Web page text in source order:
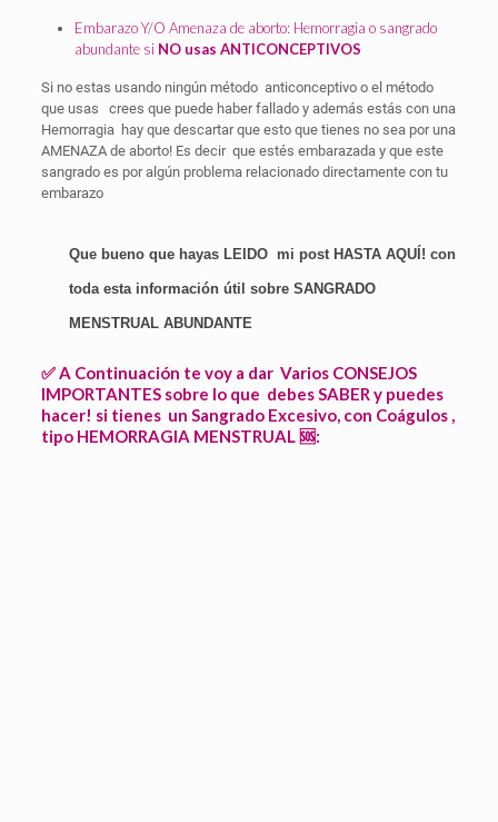
Embarazo Y/O Amenaza de aborto: Hemorragia o sangrado
abundante si NO usas ANTICONCEPTIVOS
Si no estas usando ningún método anticonceptivo o el método
que usas crees que puede haber fallado y además estás con una
Hemorragia hay que descartar que esto que tienes no sea por una
AMENAZA de aborto! Es decir que estés embarazada y que este
sangrado es por algún problema relacionado directamente con tu
embarazo
Que bueno que hayas LEIDO mi post HASTA AQUÍ! con
toda esta información útil sobre SANGRADO
MENSTRUAL ABUNDANTE
✅ A Continuación te voy a dar Varios CONSEJOS
IMPORTANTES sobre lo que debes SABER y puedes
hacer! si tienes un Sangrado Excesivo, con Coágulos ,
tipo HEMORRAGIA MENSTRUAL 🆘: